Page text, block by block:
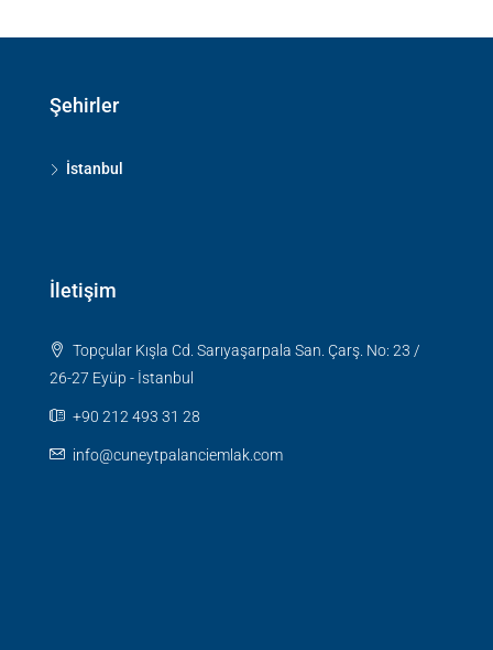
Şehirler
İstanbul
İletişim
Topçular Kışla Cd. Sarıyaşarpala San. Çarş. No: 23 /
26-27 Eyüp - İstanbul
+90 212 493 31 28
info@cuneytpalanciemlak.com